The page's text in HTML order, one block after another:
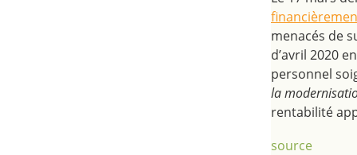
menacés de
d’avril 2020
personnel
la
rentabilité
source